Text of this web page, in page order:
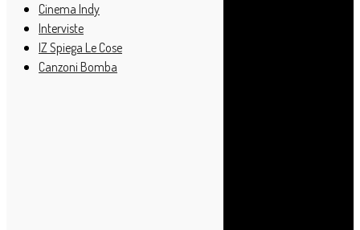
Cinema Indy
Interviste
IZ Spiega Le Cose
Canzoni Bomba